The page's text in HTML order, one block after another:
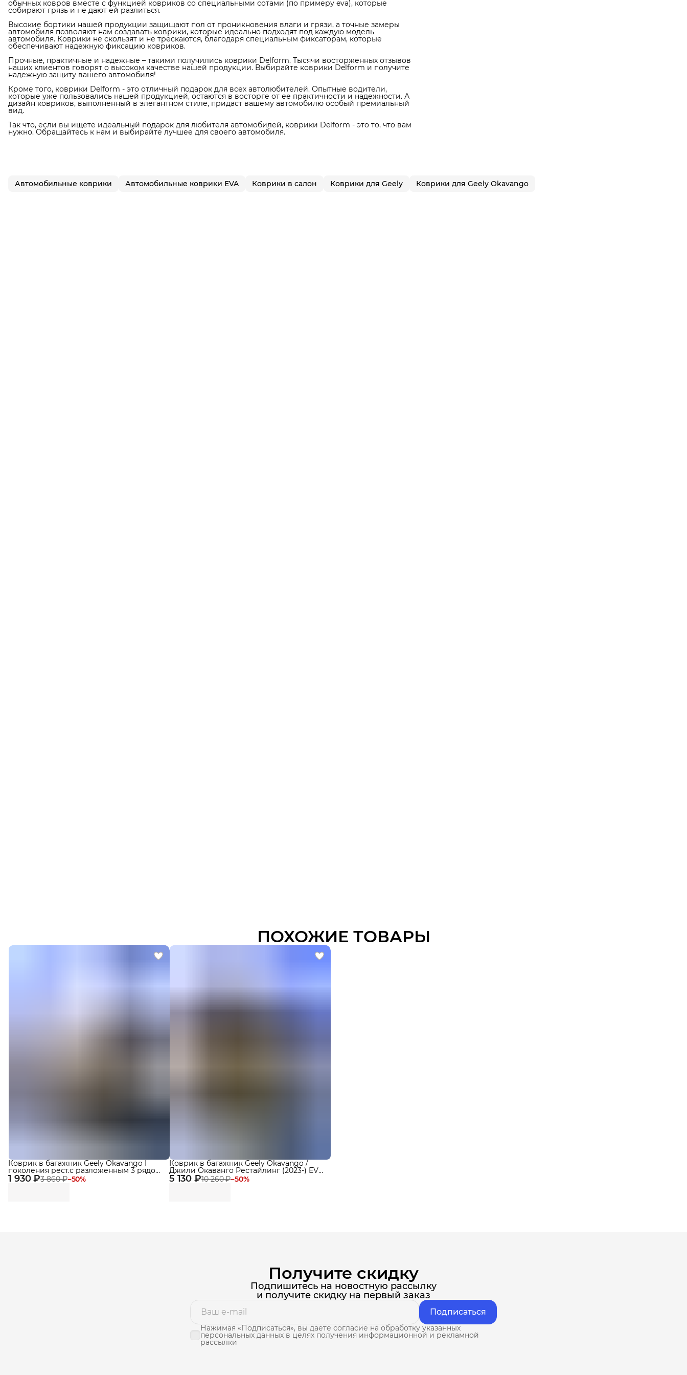
обычных ковров вместе с функцией ковриков со специальными сотами (по примеру eva), которые
собирают грязь и не дают ей разлиться.
Высокие бортики нашей продукции защищают пол от проникновения влаги и грязи, а точные замеры
автомобиля позволяют нам создавать коврики, которые идеально подходят под каждую модель
автомобиля. Коврики не скользят и не трескаются, благодаря специальным фиксаторам, которые
обеспечивают надежную фиксацию ковриков.
Прочные, практичные и надежные – такими получились коврики Delform. Тысячи восторженных отзывов
наших клиентов говорят о высоком качестве нашей продукции. Выбирайте коврики Delform и получите
надежную защиту вашего автомобиля!
Кроме того, коврики Delform - это отличный подарок для всех автолюбителей. Опытные водители,
которые уже пользовались нашей продукцией, остаются в восторге от ее практичности и надежности. А
дизайн ковриков, выполненный в элегантном стиле, придаст вашему автомобилю особый премиальный
вид.
Так что, если вы ищете идеальный подарок для любителя автомобилей, коврики Delform - это то, что вам
нужно. Обращайтесь к нам и выбирайте лучшее для своего автомобиля.
Автомобильные коврики Автомобильные коврики EVA Коврики в салон Коврики для Geely Коврики для Geely Okavango
ПОХОЖИЕ ТОВАРЫ
1 930 ₽3 860 ₽−50%
Коврик в багажник Geely Okavango I
поколения рест.с разложенным 3 рядом
(2023-) EVA 3D Premium 5 130 ₽10 260 ₽−50%
Коврик в багажник Geely Okavango /
Джили Окаванго Рестайлинг (2023-) EVA
3D Premium
Получите скидку
Подпишитесь на новостную рассылку
и получите скидку на первый заказ
Подписаться
Нажимая «Подписаться», вы даете согласие на обработку указанных
персональных данных в целях получения информационной и рекламной
рассылки